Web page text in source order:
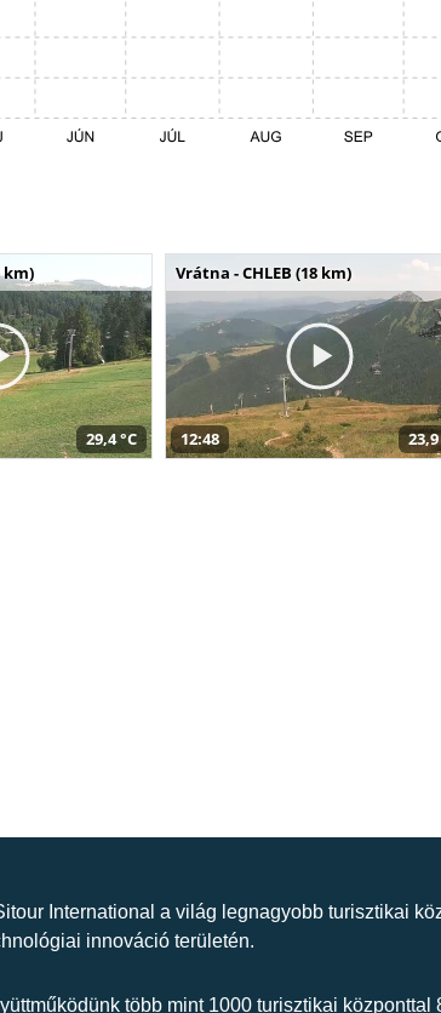
km)
29,4 °C
Vrátna - CHLEB (18 km)
12:48 23,9
International a világ legnagyobb turisztikai
innováció területén.
több mint 1000 turisztikai központtal